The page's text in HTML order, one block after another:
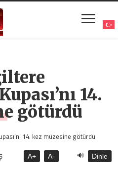
14.
götürdü
A+ A- 🔊 Dinle